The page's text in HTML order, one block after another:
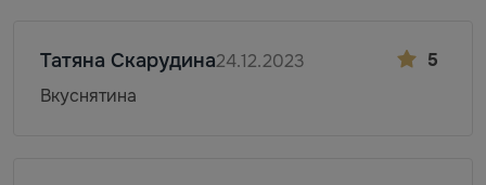
5
Татяна Скарудина24.12.2023
Вкуснятина